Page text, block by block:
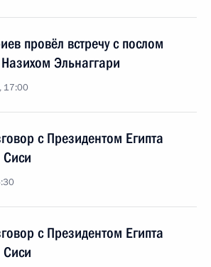
провёл встречу с послом
Эльнаггари
17:00
с Президентом Египта
Сиси
с Президентом Египта
Сиси